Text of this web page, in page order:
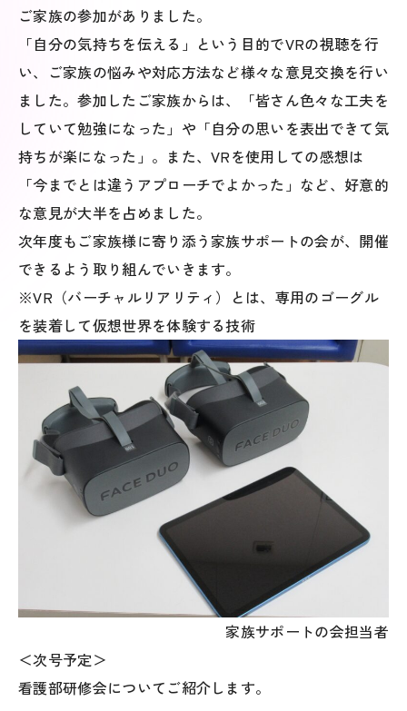
ご家族の参加がありました。
「自分の気持ちを伝える」という目的でVRの視聴を行
い、ご家族の悩みや対応方法など様々な意見交換を行い
ました。参加したご家族からは、「皆さん色々な工夫を
していて勉強になった」や「自分の思いを表出できて気
持ちが楽になった」。また、VRを使用しての感想は
「今までとは違うアプローチでよかった」など、好意的
な意見が大半を占めました。
次年度もご家族様に寄り添う家族サポートの会が、開催
できるよう取り組んでいきます。
※VR（バーチャルリアリティ）とは、専用のゴーグル
を装着して仮想世界を体験する技術
家族サポートの会担当者
＜次号予定＞
看護部研修会についてご紹介します。